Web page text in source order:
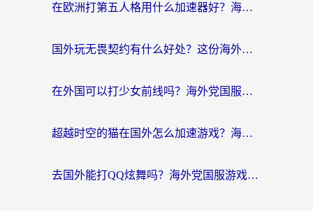
在欧洲打第五人格用什么加速器好？海外党亲测有效的国服游戏加速方案
国外玩无畏契约有什么好处？这份海外国服游戏加速指南帮你解决90%的卡顿问题
在外国可以打少女前线吗？海外党国服游戏畅玩终极指南（附避坑技巧）
超越时空的猫在国外怎么加速游戏？海外玩家国服畅玩终极指南
去国外能打QQ炫舞吗？海外党国服游戏不卡顿的终极指南